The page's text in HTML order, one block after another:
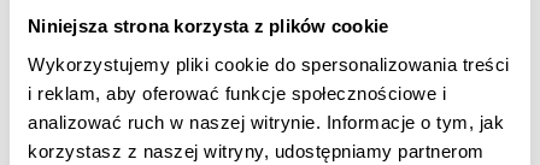
Niniejsza strona korzysta z plików cookie
Wykorzystujemy pliki cookie do spersonalizowania treści
i reklam, aby oferować funkcje społecznościowe i
analizować ruch w naszej witrynie. Informacje o tym, jak
korzystasz z naszej witryny, udostępniamy partnerom
wytycznymi dotyczącymi długości oraz
jakości treści! Poznaj szczegółowe
wskazówki korzystania z list
(punktorów), multimediów oraz danych